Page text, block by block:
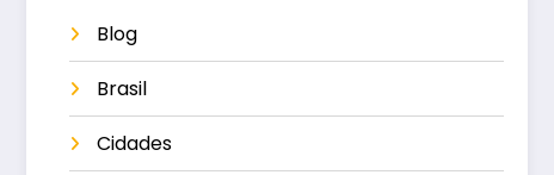
Blog
Brasil
Cidades